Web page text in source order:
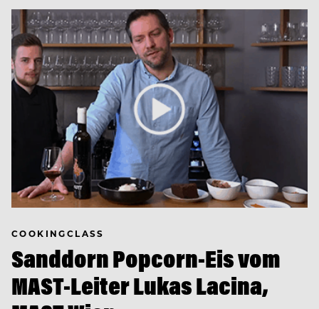
COOKINGCLASS
Sanddorn Popcorn-Eis vom
MAST-Leiter Lukas Lacina,